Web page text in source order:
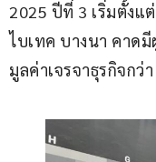
2025 ปีที่ 3 เริ่มตั้ง
ไบเทค บางนา คาดมี
มูลค่าเจรจาธุรกิจกว่